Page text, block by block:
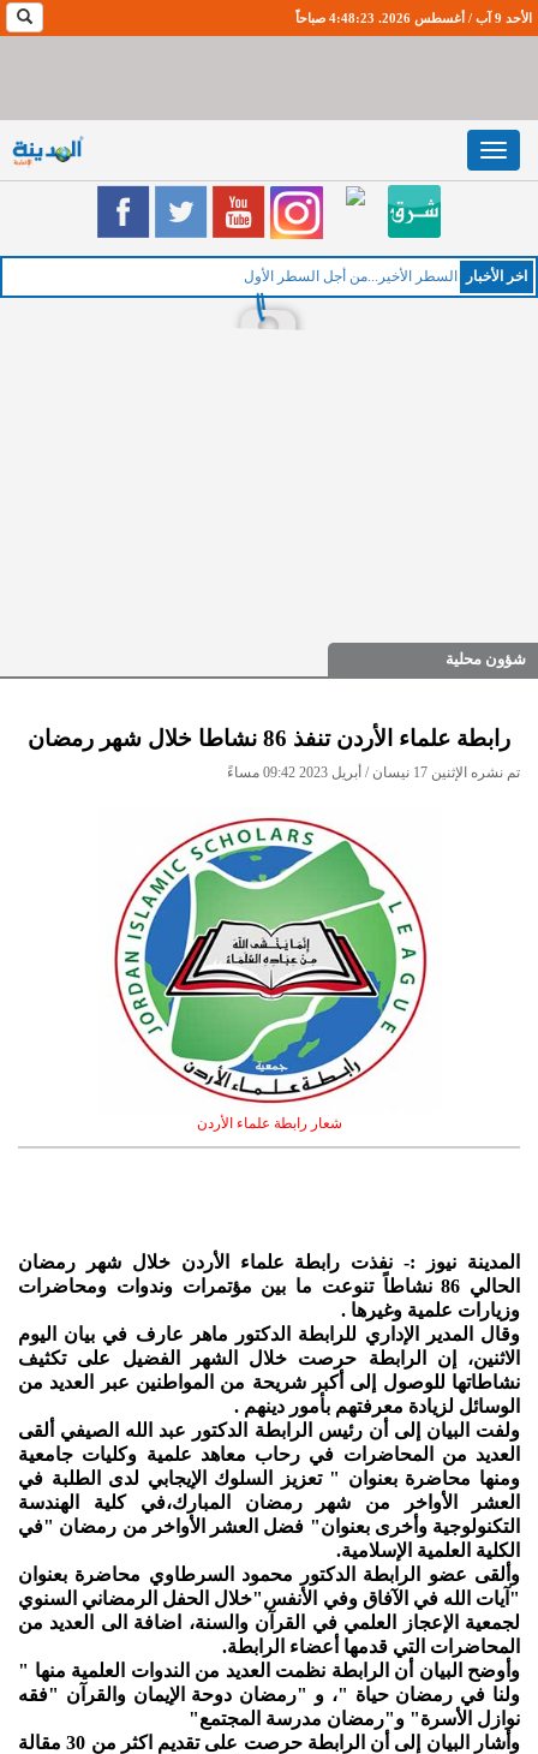
الأحد 9 آب / أغسطس 2026. 4:48:24 صباحاً
Toggle
navigation
اخر اﻷخبار السطر الأخير...من أجل السطر الأول
شؤون محلية
رابطة علماء الأردن تنفذ 86 نشاطا خلال شهر رمضان
تم نشره الإثنين 17 نيسان / أبريل 2023 09:42 مساءً
شعار رابطة علماء الأردن
المدينة نيوز :- نفذت رابطة علماء الأردن خلال شهر رمضان
الحالي 86 نشاطاً تنوعت ما بين مؤتمرات وندوات ومحاضرات
وزيارات علمية وغيرها .
وقال المدير الإداري للرابطة الدكتور ماهر عارف في بيان اليوم
الاثنين، إن الرابطة حرصت خلال الشهر الفضيل على تكثيف
نشاطاتها للوصول إلى أكبر شريحة من المواطنين عبر العديد من
الوسائل لزيادة معرفتهم بأمور دينهم .
ولفت البيان إلى أن رئيس الرابطة الدكتور عبد الله الصيفي ألقى
العديد من المحاضرات في رحاب معاهد علمية وكليات جامعية
ومنها محاضرة بعنوان " تعزيز السلوك الإيجابي لدى الطلبة في
العشر الأواخر من شهر رمضان المبارك،في كلية الهندسة
التكنولوجية وأخرى بعنوان" فضل العشر الأواخر من رمضان "في
الكلية العلمية الإسلامية.
وألقى عضو الرابطة الدكتور محمود السرطاوي محاضرة بعنوان
"آيات الله في الآفاق وفي الأنفس"خلال الحفل الرمضاني السنوي
لجمعية الإعجاز العلمي في القرآن والسنة، اضافة الى العديد من
المحاضرات التي قدمها أعضاء الرابطة.
وأوضح البيان أن الرابطة نظمت العديد من الندوات العلمية منها "
ولنا في رمضان حياة "، و "رمضان دوحة الإيمان والقرآن "فقه
نوازل الأسرة" و"رمضان مدرسة المجتمع"
وأشار البيان إلى أن الرابطة حرصت على تقديم اكثر من 30 مقالة